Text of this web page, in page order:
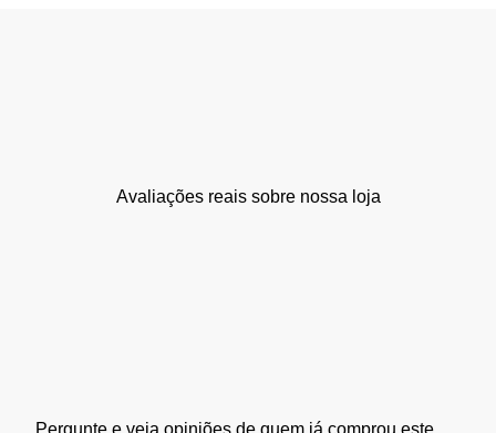
Avaliações reais sobre nossa loja
Pergunte e veja opiniões de quem já comprou este